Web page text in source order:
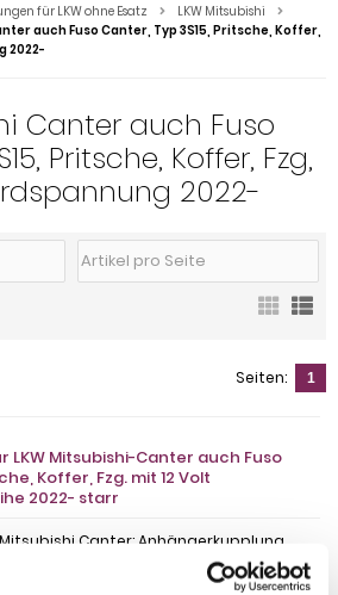
für LKW ohne Esatz
LKW Mitsubishi
auch Fuso Canter, Typ 3S15, Pritsche, Koffer,
2022-
Canter auch Fuso
Pritsche, Koffer, Fzg,
2022-
Seiten: 1
Mitsubishi-Canter auch Fuso
Koffer, Fzg. mit 12 Volt
2022- starr
Canter: Anhängerkupplung
incl. Flanschkugel. Lieferumfang für
AHK incl. Querträger, Befestigungsteile,